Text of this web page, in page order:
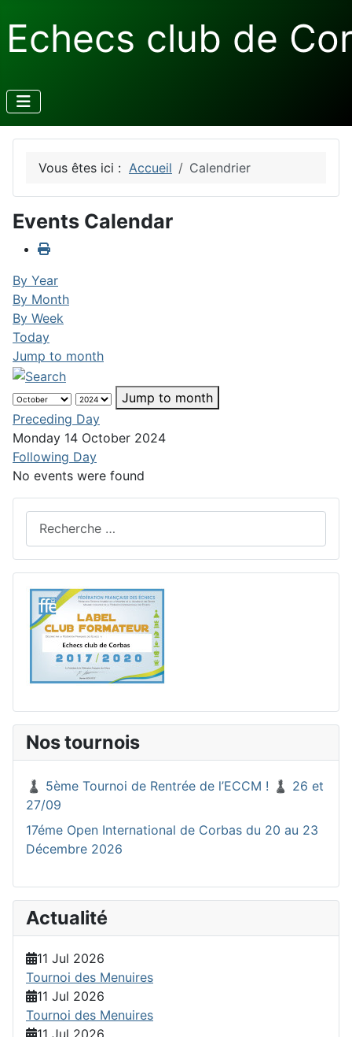
Echecs club de
Vous êtes ici : Accueil Calendrier
Events Calendar
By Year
By Month
By Week
Today
Jump to month
Jump to month
Preceding Day
Monday 14 October 2024
Following Day
No events were found
Nos tournois
♟️ 5ème Tournoi de Rentrée de l’ECCM ! ♟️ 26 et
27/09
17éme Open International de Corbas du 20 au 23
Décembre 2026
Actualité
11 Jul 2026
Tournoi des Menuires
11 Jul 2026
Tournoi des Menuires
11 Jul 2026